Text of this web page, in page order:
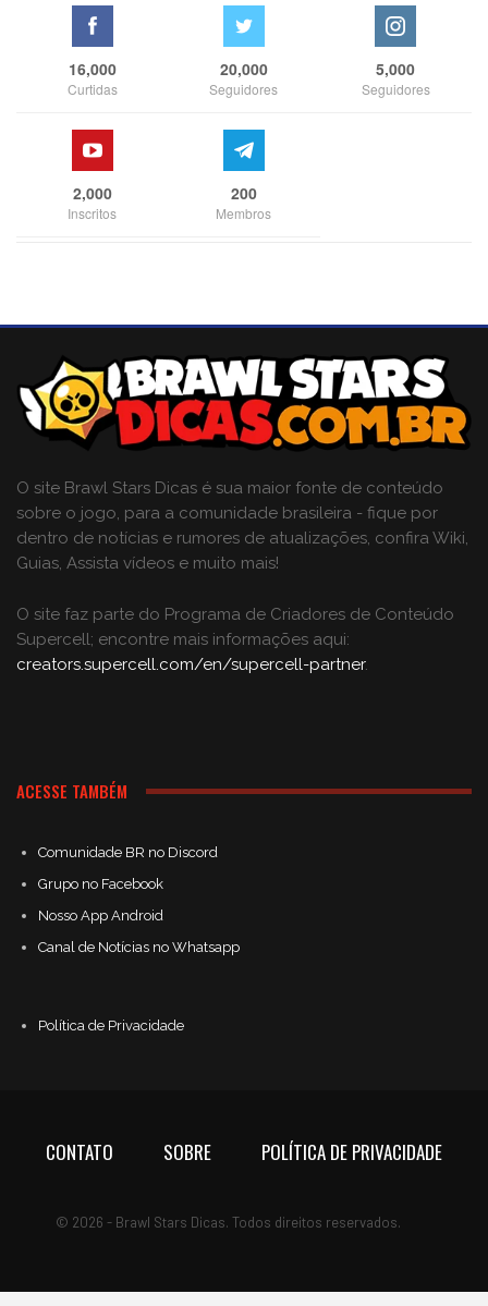
16,000
Curtidas
20,000
Seguidores
5,000
Seguidores
2,000
Inscritos
200
Membros
O site Brawl Stars Dicas é sua maior fonte de conteúdo
sobre o jogo, para a comunidade brasileira - fique por
dentro de notícias e rumores de atualizações, confira Wiki,
Guias, Assista vídeos e muito mais!
O site faz parte do Programa de Criadores de Conteúdo
Supercell; encontre mais informações aqui:
creators.supercell.com/en/supercell-partner.
ACESSE TAMBÉM
Comunidade BR no Discord
Grupo no Facebook
Nosso App Android
Canal de Notícias no Whatsapp
Política de Privacidade
CONTATO SOBRE POLÍTICA DE PRIVACIDADE
© 2026 - Brawl Stars Dicas. Todos direitos reservados.